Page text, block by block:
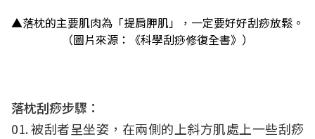
▲落枕的主要肌肉為「提肩胛肌」，一定要好好刮痧放鬆。
（圖片來源：《科學刮痧修復全書》）
落枕刮痧步驟：
01. 被刮者呈坐姿，在兩側的上斜方肌處上一些刮痧